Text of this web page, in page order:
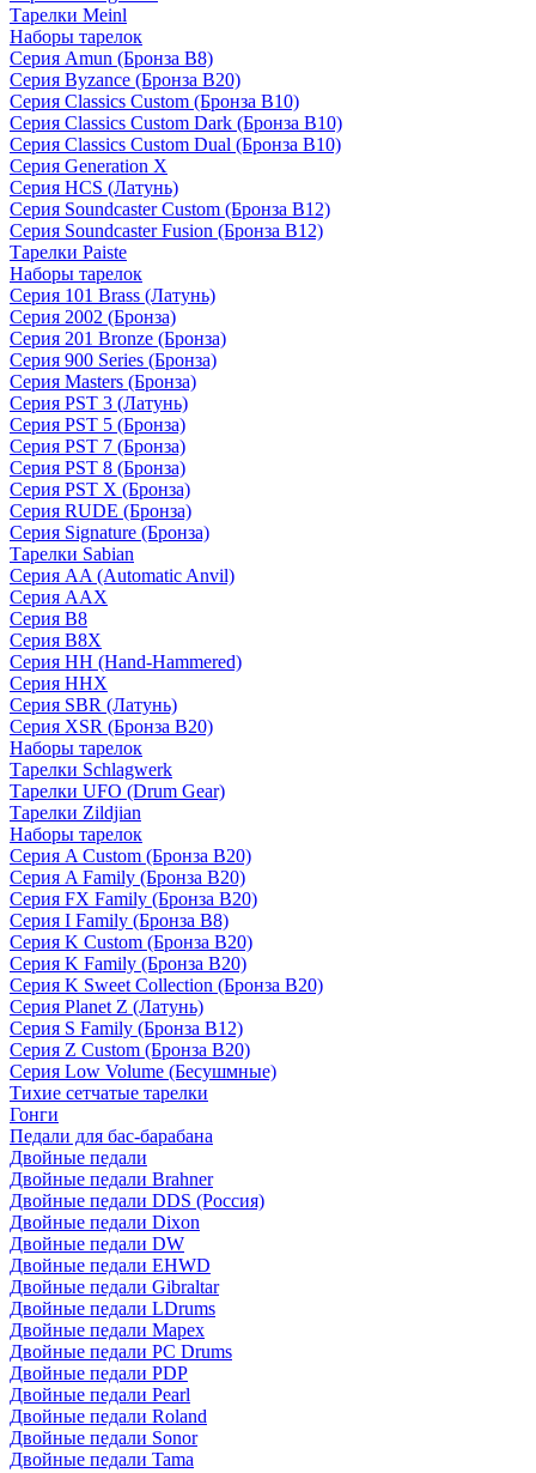
Тарелки Meinl
Наборы тарелок
Серия Amun (Бронза B8)
Серия Byzance (Бронза B20)
Серия Classics Custom (Бронза B10)
Серия Classics Custom Dark (Бронза B10)
Серия Classics Custom Dual (Бронза B10)
Серия Generation X
Серия HCS (Латунь)
Серия Soundcaster Custom (Бронза B12)
Серия Soundcaster Fusion (Бронза B12)
Тарелки Paiste
Наборы тарелок
Серия 101 Brass (Латунь)
Серия 2002 (Бронза)
Серия 201 Bronze (Бронза)
Серия 900 Series (Бронза)
Серия Masters (Бронза)
Серия PST 3 (Латунь)
Серия PST 5 (Бронза)
Серия PST 7 (Бронза)
Серия PST 8 (Бронза)
Серия PST X (Бронза)
Серия RUDE (Бронза)
Серия Signature (Бронза)
Тарелки Sabian
Серия AA (Automatic Anvil)
Серия AAX
Серия B8
Серия B8X
Серия HH (Hand-Hammered)
Серия HHX
Серия SBR (Латунь)
Серия XSR (Бронза B20)
Наборы тарелок
Тарелки Schlagwerk
Тарелки UFO (Drum Gear)
Тарелки Zildjian
Наборы тарелок
Серия A Custom (Бронза B20)
Серия A Family (Бронза B20)
Серия FX Family (Бронза B20)
Серия I Family (Бронза B8)
Серия K Custom (Бронза B20)
Серия K Family (Бронза B20)
Серия K Sweet Collection (Бронза B20)
Серия Planet Z (Латунь)
Серия S Family (Бронза B12)
Серия Z Custom (Бронза B20)
Серия Low Volume (Бесушмные)
Тихие сетчатые тарелки
Гонги
Педали для бас-барабана
Двойные педали
Двойные педали Brahner
Двойные педали DDS (Россия)
Двойные педали Dixon
Двойные педали DW
Двойные педали EHWD
Двойные педали Gibraltar
Двойные педали LDrums
Двойные педали Mapex
Двойные педали PC Drums
Двойные педали PDP
Двойные педали Pearl
Двойные педали Roland
Двойные педали Sonor
Двойные педали Tama